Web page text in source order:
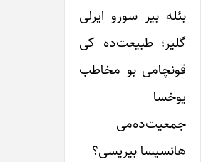
بئله بیر سورو ایرلی
گلیر؛ طبیعت‌ده کی
قونچامی بو مخاطب
یوخسا
جمعیت‌ده‌می
هانسیسا بیریسی؟